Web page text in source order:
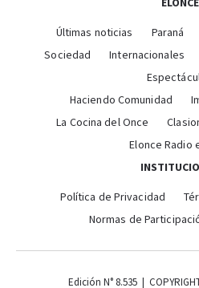
ELONCE
Últimas noticias Paraná
Sociedad
Internacionales
Haciendo Comunidad
La Cocina del Once
Elonce Radio
Política de Privacidad
Normas de
Edición N° 8.535 |